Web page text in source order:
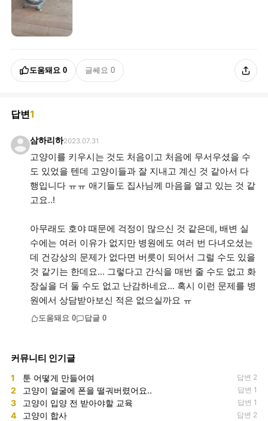
도움돼요 0 글쎄요 0
답변1
삼하리하2023.07.31
고양이를 키우시는 것도 처음이고 처음에 무서우셨을 수
도 있었을 텐데 고양이들과 잘 지내고 계신 것 같아서 다
행입니다 ㅠㅠ 애기들도 집사님께 마음을 열고 있는 것 같
고요..!
아무래도 호야 때문에 걱정이 많으신 것 같은데, 배변 실
수에는 여러 이유가 없지만 병원에도 여러 번 다녀오셨는
데 건강상의 문제가 없다면 버릇이 되어서 그럴 수도 있을
것 같기는 한데요... 그렇다고 간식을 매번 줄 수도 없고 화
장실을 더 둘 수도 없고 난감하네요... 혹시 이런 문제를 병
원에서 상담받아보신 적은 없으실까요 ㅠ
도움돼요 0 답글 0
커뮤니티 인기글
1 툰 어떻게 만들어여 답변 2
2 고양이 얼굴에 폰을 떨궈버렸어요.. 답변 1
3 고양이 입양 전 받아야할 교육 답변 1
4 고양이 합사 답변 2